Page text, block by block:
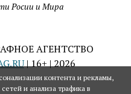
Росии и Мира
АГЕНТСТВО
| 16+ | 2026
контента и рекламы,
и анализа трафика в